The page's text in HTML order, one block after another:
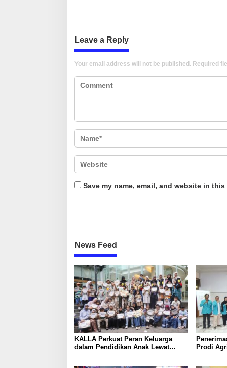
Leave a Reply
Your email address will not be published. Required
Save my name, email, and website in
News Feed
KALLA Perkuat Peran Keluarga
dalam Pendidikan Anak Lewat
Prodi